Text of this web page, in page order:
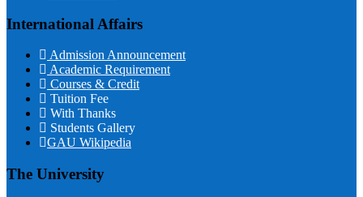
International Affairs
Admission Announcement
Academic Requirement
Courses & Credit
Tuition Fee
With Thanks
Students Gallery
GAU Wikipedia
The University